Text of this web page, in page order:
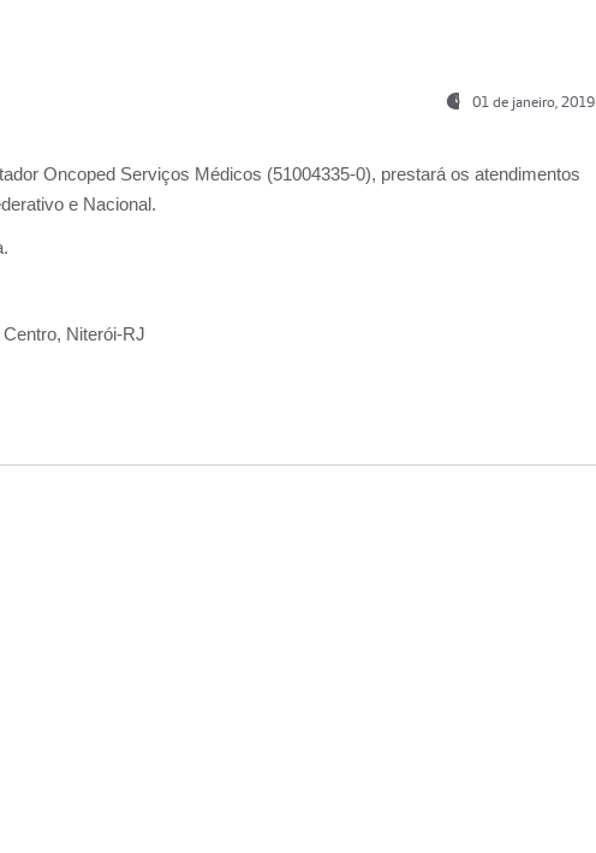
01 de janeiro, 2019
Oncoped Serviços Médicos (51004335-0), prestará os atendimentos
e Nacional.
Niterói-RJ